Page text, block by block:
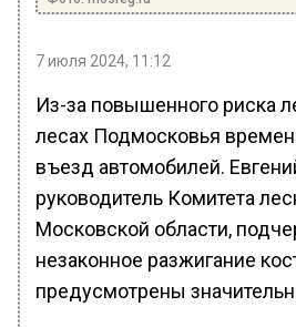
7 июля 2024, 11:12
Из-за повышенного риска
лесах Подмосковья
въезд автомобилей.
руководитель Комитета
Московской области,
незаконное разжигание
предусмотрены